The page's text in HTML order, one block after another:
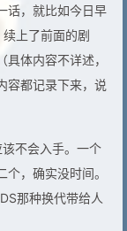
话，就比如今日早
上了前面的剧
体内容不详述，
容都记录下来，说
不会入手。一个
，确实没时间。
那种换代带给人